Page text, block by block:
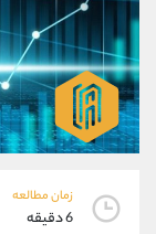
زمان مطالعه
6 دقیقه
پشتیبان فروش
موبایل
واتساپ
تلگرام
پشتیبان فروش